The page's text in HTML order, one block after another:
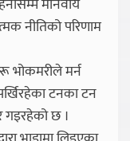
नीतिको परिणाम
भोकमरीले मर्न
टनका टन
गइरहेको छ ।